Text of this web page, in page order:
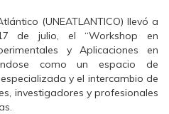
(UNEATLANTICO) llevó a
de julio, el “Workshop en
y Aplicaciones en
como un espacio de
y el intercambio de
investigadores y profesionales